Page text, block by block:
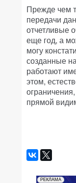
Прежде чем
передачи
отчетливые
еще год, а
могу
созданные
работают
этом,
прямой
РЕКЛАМА